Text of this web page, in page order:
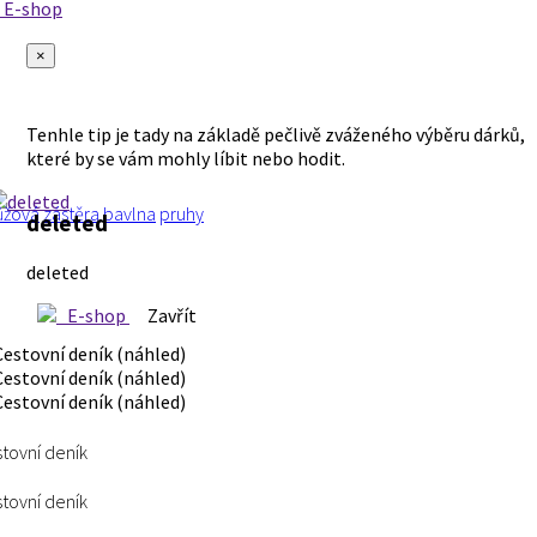
shop
×
Tenhle tip je tady na základě pečlivě zváženého výběru dárků,
které by se vám mohly líbit nebo hodit.
zástěrabavlna pruhy
deleted
deleted
E-shop
Zavřít
deník
deník